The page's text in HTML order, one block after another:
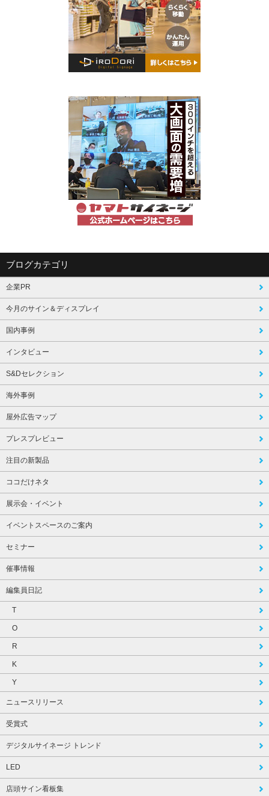
ブログカテゴリ
企業PR
今月のサイン＆ディスプレイ
国内事例
インタビュー
S&Dセレクション
海外事例
屋外広告マップ
プレスプレビュー
注目の新製品
ココだけネタ
展示会・イベント
イベントスペースのご案内
セミナー
催事情報
編集員日記
T
O
R
K
Y
ニュースリリース
受賞式
デジタルサイネージ トレンド
LED
店頭サイン看板集